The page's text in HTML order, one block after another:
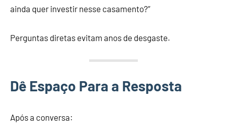
ainda quer investir nesse casamento?”
Perguntas diretas evitam anos de desgaste.
Dê Espaço Para a Resposta
Após a conversa: